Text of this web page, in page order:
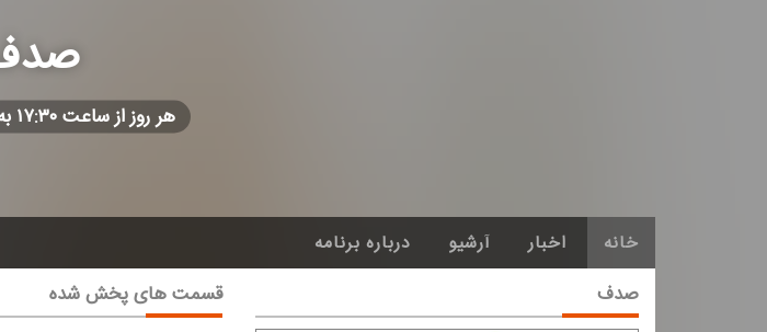
هر روز از ساعت ۱۷:۳۰ به مدت ۳۰ دقیقه
خانه اخبار آرشیو درباره برنامه
صدف قسمت های پخش شده